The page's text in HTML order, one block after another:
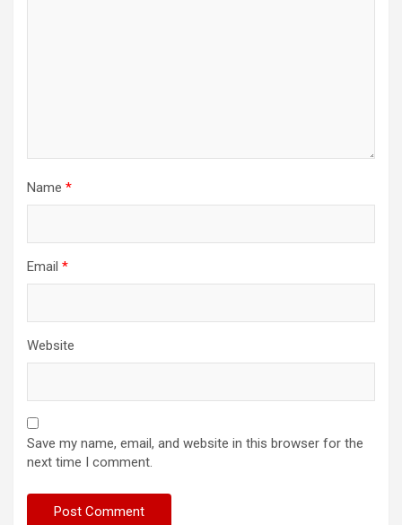
Name *
Email *
Website
Save my name, email, and website in this browser for the
next time I comment.